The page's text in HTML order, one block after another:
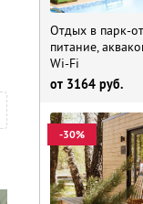
Отдых в парк-
питание,
Wi-Fi
от 3164 руб.
-30%